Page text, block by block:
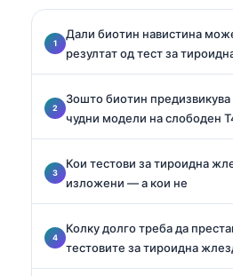
Дали биотин навистина
резултат од тест за
Зошто биотин
чудни модели на слободен
Кои тестови за тироидна
изложени — а кои не
Колку долго треба да
тестовите за тироидна